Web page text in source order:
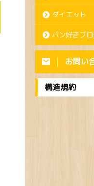
ダイエット
パン好きブ
お問い
構造規約